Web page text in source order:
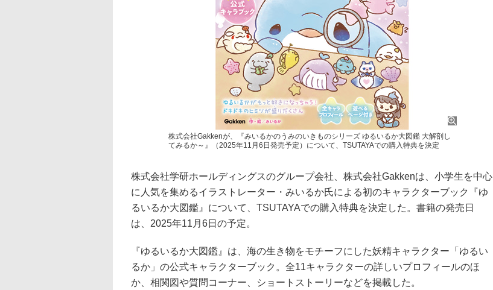
株式会社Gakkenが、『みいるかのうみのいきものシリーズ ゆるいるか大図鑑 大解剖し
てみるか～』（2025年11月6日発売予定）について、TSUTAYAでの購入特典を決定
株式会社学研ホールディングスのグループ会社、株式会社Gakkenは、小学生を中心
に人気を集めるイラストレーター・みいるか氏による初のキャラクターブック『ゆ
るいるか大図鑑』について、TSUTAYAでの購入特典を決定した。書籍の発売日
は、2025年11月6日の予定。
『ゆるいるか大図鑑』は、海の生き物をモチーフにした妖精キャラクター「ゆるい
るか」の公式キャラクターブック。全11キャラクターの詳しいプロフィールのほ
か、相関図や質問コーナー、ショートストーリーなどを掲載した。